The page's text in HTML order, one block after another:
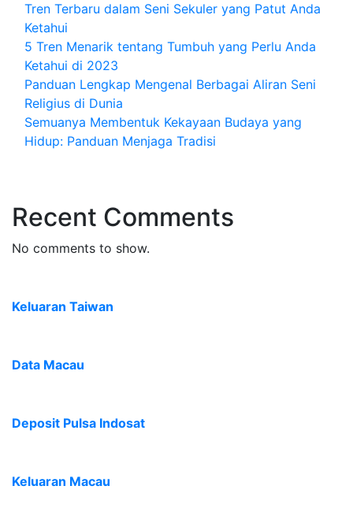
Tren Terbaru dalam Seni Sekuler yang Patut Anda
Ketahui
5 Tren Menarik tentang Tumbuh yang Perlu Anda
Ketahui di 2023
Panduan Lengkap Mengenal Berbagai Aliran Seni
Religius di Dunia
Semuanya Membentuk Kekayaan Budaya yang
Hidup: Panduan Menjaga Tradisi
Recent Comments
No comments to show.
Keluaran Taiwan
Data Macau
Deposit Pulsa Indosat
Keluaran Macau